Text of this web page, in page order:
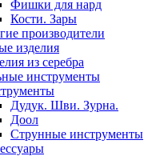
Фишки для нард
Кости. Зары
производители
изделия
из серебра
инструменты
Дудук. Шви. Зурна.
Доол
Струнные инструменты